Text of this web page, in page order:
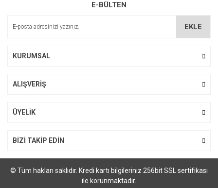
E-BÜLTEN
EKLE
KURUMSAL
ALIŞVERİŞ
ÜYELİK
BİZİ TAKİP EDİN
© Tüm hakları saklıdır. Kredi kartı bilgileriniz 256bit SSL sertifikası
ile korunmaktadır.